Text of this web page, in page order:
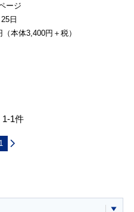
ージ
日
本体3,400円＋税）
1-1件
1